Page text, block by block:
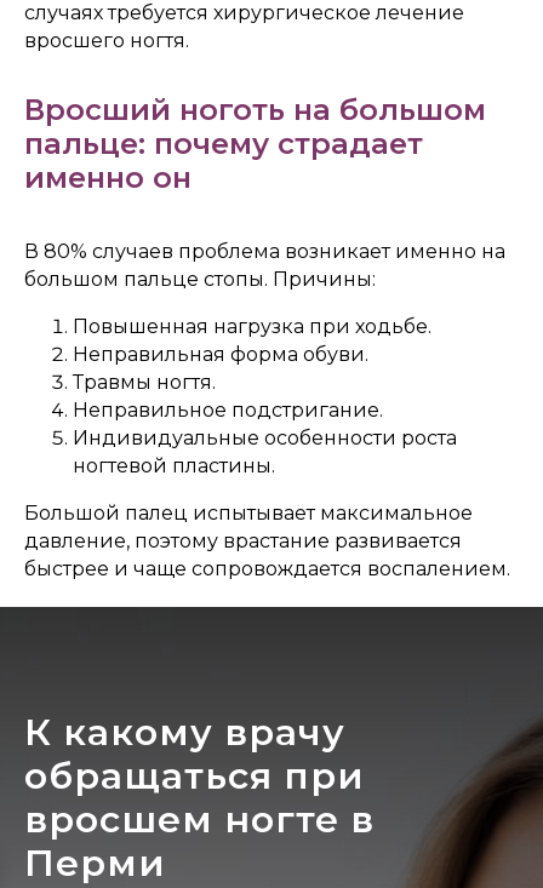
случаях требуется хирургическое лечение
вросшего ногтя.
Вросший ноготь на большом
пальце: почему страдает
именно он
В 80% случаев проблема возникает именно на
большом пальце стопы. Причины:
Повышенная нагрузка при ходьбе.
Неправильная форма обуви.
Травмы ногтя.
Неправильное подстригание.
Индивидуальные особенности роста
ногтевой пластины.
Большой палец испытывает максимальное
давление, поэтому врастание развивается
быстрее и чаще сопровождается воспалением.
К какому врачу
обращаться при
вросшем ногте в
Перми